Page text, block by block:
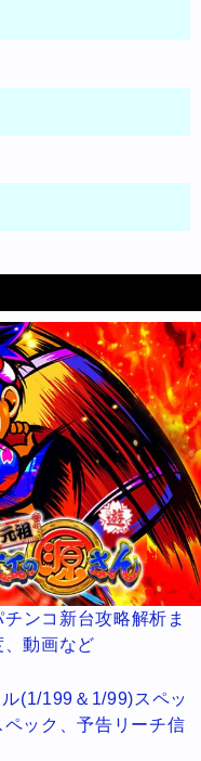
ンコ新台攻略解析ま
動画など
(1/199＆1/99)スペッ
ック、予告リーチ信